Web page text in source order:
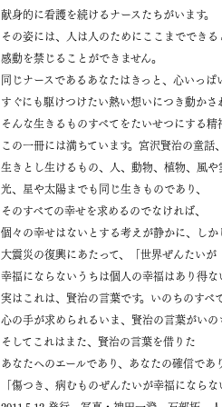
献身的に看護を続けるナースたちがいます。
その姿には、人は人のためにここまでできる
感動を禁じることができません。
同じナースであるあなたはきっと、心いっぱ
すぐにも駆けつけたい熱い想いにつき動かさ
そんな生きるものすべてをたいせつにする精
この一冊には満ちています。宮沢賢治の童話
生きとし生けるもの、人、動物、植物、風や
光、星や太陽までも同じ生きものであり、
そのすべての幸せを求めるのでなければ、
個々の幸せはないとする考えが静かに、しか
大震災の復興にあたって、「世界ぜんたいが
幸福にならないうちは個人の幸福はあり得な
実はこれは、賢治の言葉です。いのちのすべ
心の手が求められるいま、賢治の言葉がい
そしてこれはまた、賢治の言葉を借りた
あなたへのエールであり、あなたの確信であ
「傷つき、病むものぜんたいが幸福になら